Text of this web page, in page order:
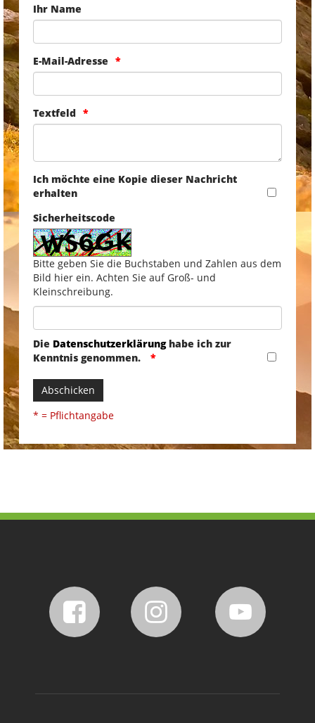
Ihr Name
E-Mail-Adresse
Textfeld
Ich möchte eine Kopie dieser Nachricht
erhalten
Sicherheitscode
Bitte geben Sie die Buchstaben und Zahlen aus dem
Bild hier ein. Achten Sie auf Groß- und
Kleinschreibung.
Die Datenschutzerklärunghabe ich zur
Kenntnis genommen.
Abschicken
* = Pflichtangabe